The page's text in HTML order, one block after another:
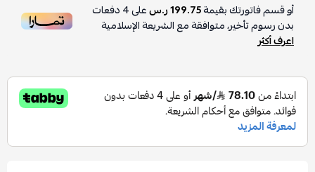
أو قسم فاتورتك بقيمة199.75 ر.س على4دفعات
بدون رسوم تأخير، متوافقة مع الشريعة الإسلامية
اعرف أكثر